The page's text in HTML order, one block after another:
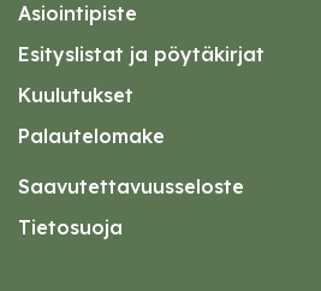
Asiointipiste
Esityslistat ja pöytäkirjat
Kuulutukset
Palautelomake
Saavutettavuusseloste
Tietosuoja